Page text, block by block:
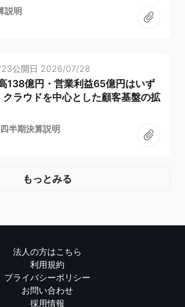
説明
公開日 2026/07/28
138億円・営業利益65億円はいず
ラウドを中心とした顧客基盤の拡
半期決算説明
もっとみる
法人の方はこちら
利用規約
プライバシーポリシー
お問い合わせ
採用情報